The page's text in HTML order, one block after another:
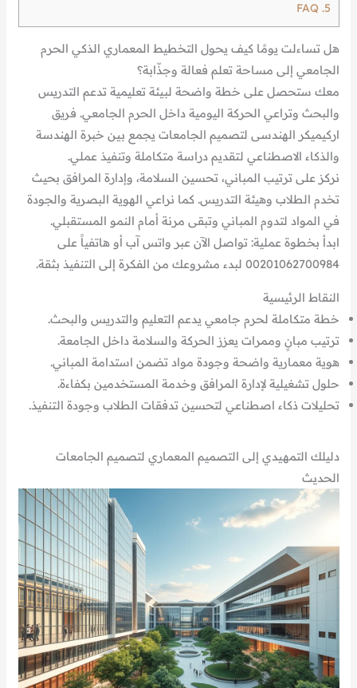
5.
هل تساءلت يومًا كيف يحول التخطيط المعماري الذكي الحرم
الجامعي إلى مساحة تعلم فعالة وجذّابة؟
معك ستحصل على خطة واضحة لبيئة تعليمية تدعم التدريس
والبحث وتراعي الحركة اليومية داخل الحرم الجامعي. فريق
اركيميكر الهندسى لتصميم الجامعات يجمع بين خبرة الهندسة
والذكاء الاصطناعي لتقديم دراسة متكاملة وتنفيذ عملي.
نركز على ترتيب المباني، تحسين السلامة، وإدارة المرافق بحيث
تخدم الطلاب وهيئة التدريس. كما نراعي الهوية البصرية والجودة
في المواد لتدوم المباني وتبقى مرنة أمام النمو المستقبلي.
ابدأ بخطوة عملية: تواصل الآن عبر واتس آب أو هاتفياً على
00201062700984 لبدء مشروعك من الفكرة إلى التنفيذ بثقة.
النقاط الرئيسية
خطة متكاملة لحرم جامعي يدعم التعليم والتدريس والبحث.
ترتيب مبانٍ وممرات يعزز الحركة والسلامة داخل الجامعة.
هوية معمارية واضحة وجودة مواد تضمن استدامة المباني.
حلول تشغيلية لإدارة المرافق وخدمة المستخدمين بكفاءة.
تحليلات ذكاء اصطناعي لتحسين تدفقات الطلاب وجودة التنفيذ.
دليلك التمهيدي إلى التصميم المعماري لتصميم الجامعات
الحديث